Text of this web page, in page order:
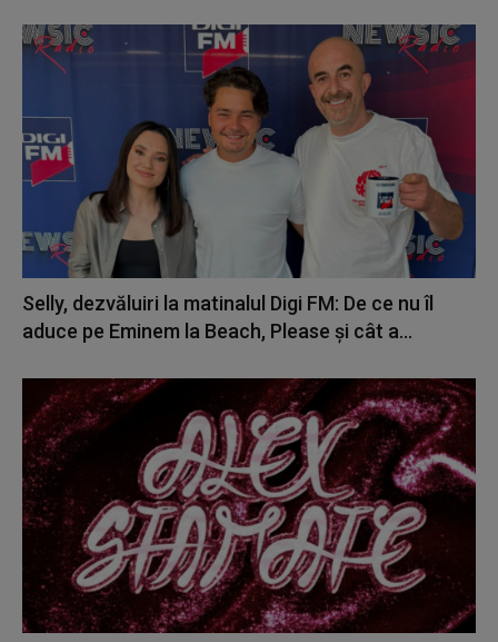
Selly, dezvăluiri la matinalul Digi FM: De ce nu îl
aduce pe Eminem la Beach, Please și cât a...